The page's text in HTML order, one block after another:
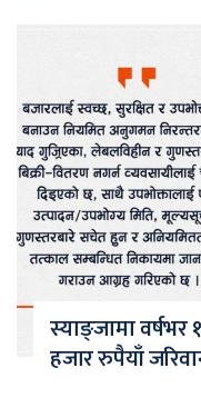
स्याङ्जामा
हजार रुपैयाँ